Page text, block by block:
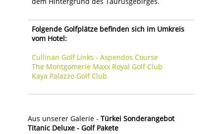
Folgende Golfplätze befinden sich im Umkreis
vom Hotel:
Cullinan Golf Links - Aspendos Course
The Montgomerie Maxx Royal Golf Club
Kaya Palazzo Golf Club
Aus unserer Galerie - Türkei Sonderangebot
Titanic Deluxe - Golf Pakete